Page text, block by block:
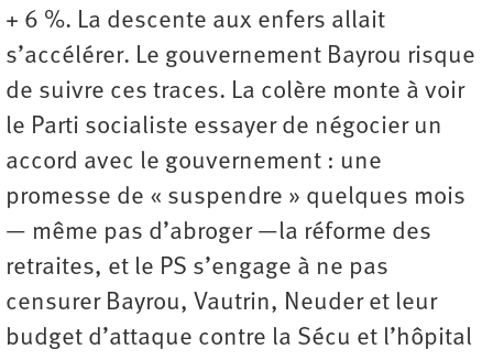
+ 6 %. La descente aux enfers allait
s’accélérer. Le gouvernement Bayrou risque
de suivre ces traces. La colère monte à voir
le Parti socialiste essayer de négocier un
accord avec le gouvernement : une
promesse de « suspendre » quelques mois
— même pas d’abroger —la réforme des
retraites, et le PS s’engage à ne pas
censurer Bayrou, Vautrin, Neuder et leur
budget d’attaque contre la Sécu et l’hôpital